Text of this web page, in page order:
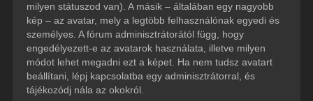
milyen státuszod van). A másik – általában egy nagyobb
kép – az avatar, mely a legtöbb felhasználónak egyedi és
személyes. A fórum adminisztrátorától függ, hogy
engedélyezett-e az avatarok használata, illetve milyen
módot lehet megadni ezt a képet. Ha nem tudsz avatart
beállítani, lépj kapcsolatba egy adminisztrátorral, és
tájékozódj nála az okokról.